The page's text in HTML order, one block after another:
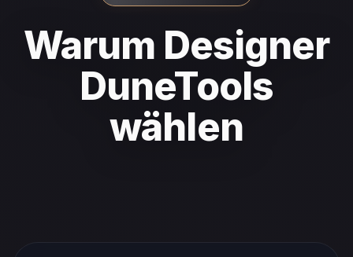
Warum Designer
DuneTools
wählen